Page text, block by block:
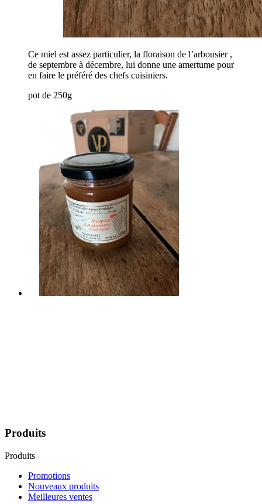
Ce miel est assez particulier, la floraison de l’arbousier ,
de septembre à décembre, lui donne une amertume pour
en faire le préféré des chefs cuisiniers.
pot de 250g
Produits
Produits
Promotions
Nouveaux produits
Meilleures ventes